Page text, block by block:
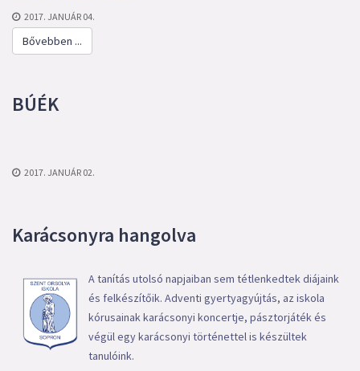
2017. JANUÁR 04.
Bővebben ...
BÚÉK
2017. JANUÁR 02.
Karácsonyra hangolva
A tanítás utolsó napjaiban sem tétlenkedtek diájaink
és felkészítőik. Adventi gyertyagyújtás, az iskola
kórusainak karácsonyi koncertje, pásztorjáték és
végül egy karácsonyi történettel is készültek
tanulóink.